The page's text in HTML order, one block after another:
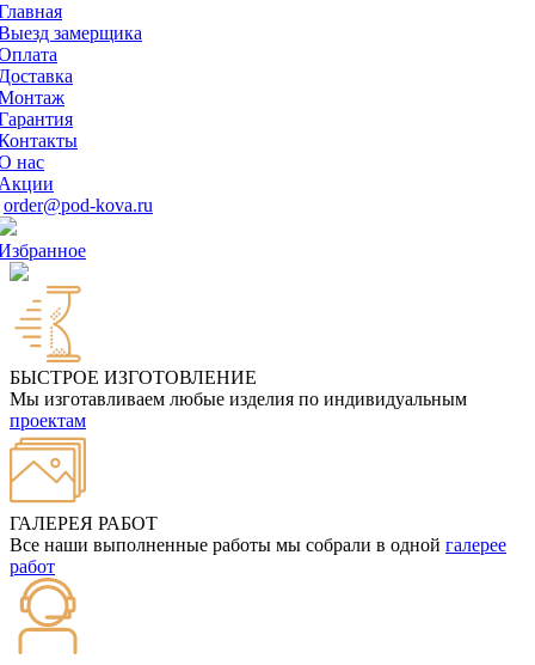
замерщика
нас
order@pod-kova.ru
БЫСТРОЕ ИЗГОТОВЛЕНИЕ
Мы изготавливаем любые изделия по индивидуальным
проектам
ГАЛЕРЕЯ РАБОТ
Все наши выполненные работы мы собрали в одной галерее
работ